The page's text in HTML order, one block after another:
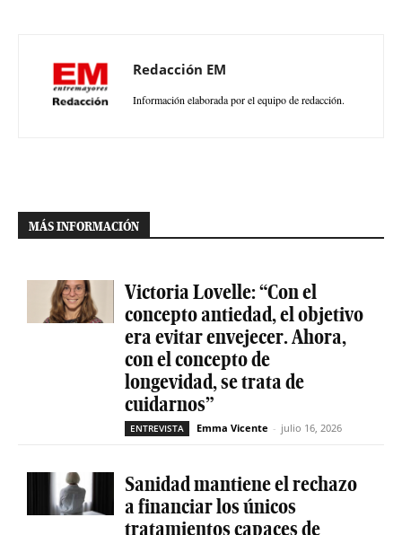
Redacción EM
Información elaborada por el equipo de redacción.
MÁS INFORMACIÓN
Victoria Lovelle: “Con el
concepto antiedad, el objetivo
era evitar envejecer. Ahora,
con el concepto de
longevidad, se trata de
cuidarnos”
ENTREVISTA Emma Vicente - julio 16, 2026
Sanidad mantiene el rechazo
a financiar los únicos
tratamientos capaces de